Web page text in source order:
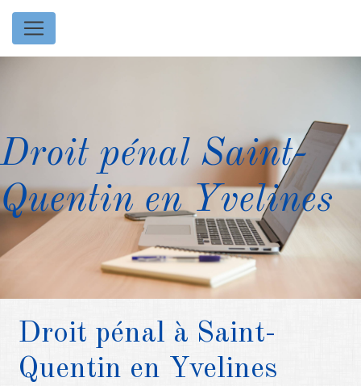
Panneau de gestion des cookies
Droit pénal Saint-
Quentin en Yvelines
Droit pénal à Saint-
Quentin en Yvelines